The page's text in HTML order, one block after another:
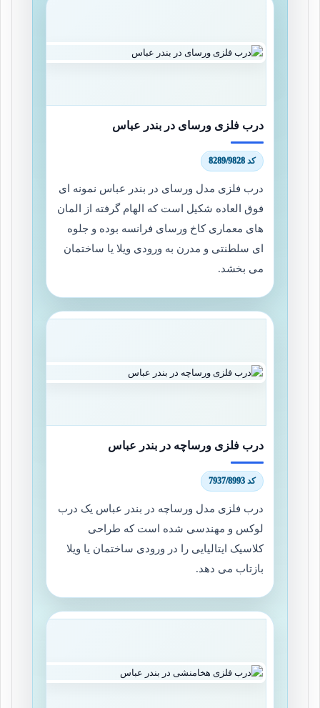
درب فلزی ورسای در بندر عباس
کد 8289/9828
درب فلزی مدل ورسای در بندر عباس نمونه ای
فوق العاده شکیل است که الهام گرفته از المان
های معماری کاخ ورسای فرانسه بوده و جلوه
ای سلطنتی و مدرن به ورودی ویلا یا ساختمان
می بخشد.
درب فلزی ورساچه در بندر عباس
کد 7937/8993
درب فلزی مدل ورساچه در بندر عباس یک درب
لوکس و مهندسی شده است که طراحی
کلاسیک ایتالیایی را در ورودی ساختمان یا ویلا
بازتاب می دهد.